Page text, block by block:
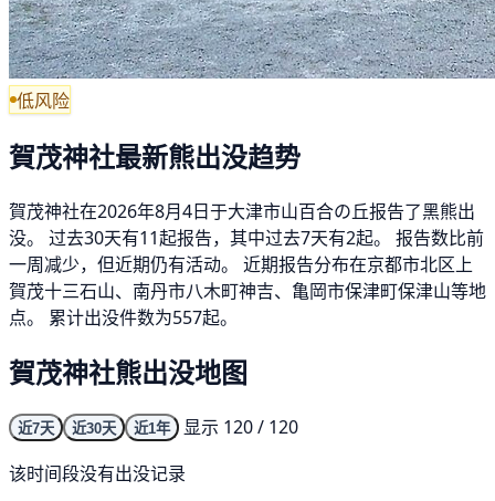
低风险
賀茂神社最新熊出没趋势
賀茂神社在2026年8月4日于大津市山百合の丘报告了黑熊出
没。 过去30天有11起报告，其中过去7天有2起。 报告数比前
一周减少，但近期仍有活动。 近期报告分布在京都市北区上
賀茂十三石山、南丹市八木町神吉、亀岡市保津町保津山等地
点。 累计出没件数为557起。
賀茂神社熊出没地图
近7天 近30天 近1年
显示 120 / 120
该时间段没有出没记录